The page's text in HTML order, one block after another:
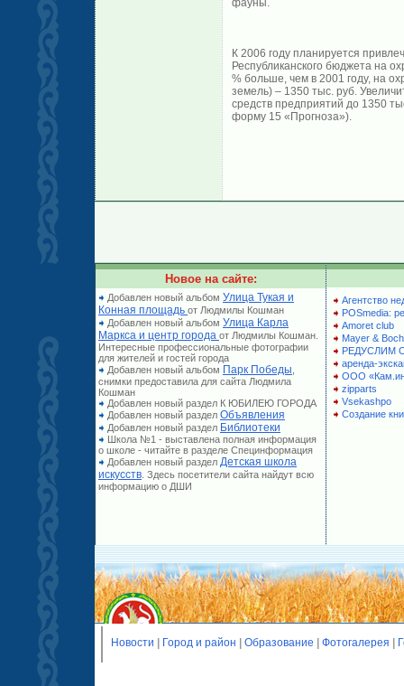
фауны.
К 2006 году планируется
Республиканского бюджета на
% больше, чем в 2001 году, на
земель) – 1350 тыс. руб.
средств предприятий до 1350
форму 15 «Прогноза»).
Новое на сайте:
Добавлен новый альбом Улица Тукая и
Конная площадь от Людмилы Кошман
Добавлен новый альбом Улица Карла
Маркса и центр города от Людмилы Кошман.
Интересные профессиональные фотографии
для жителей и гостей города
Добавлен новый альбом Парк Победы
снимки предоставила для сайта Людмила
Кошман
Добавлен новый раздел К ЮБИЛЕЮ ГОРОДА
Добавлен новый раздел Объявления
Добавлен новый раздел Библиотеки
Школа №1 - выставлена полная информация
о школе - читайте в разделе Специнформация
Добавлен новый раздел Детская школа
искусств . Здесь посетители сайта найдут всю
информацию о ДШИ
Агентство
POSmedia:
Amoret club
Mayer & Boch
РЕДУСЛИМ
аренда-
ООО
zipparts
Vsekashpo
Создание
Новости Город и район Образование Фотогалерея